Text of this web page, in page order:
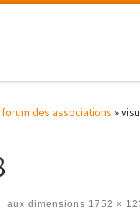
forum des associations »
aux dimensions 1752 ×